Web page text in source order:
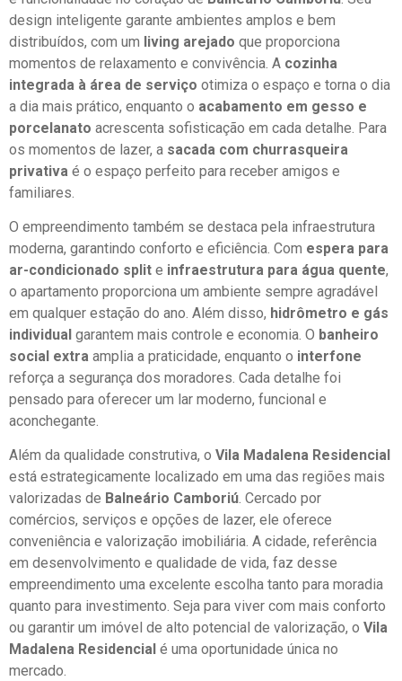
design inteligente garante ambientes amplos e bem
distribuídos, com um living arejado que proporciona
momentos de relaxamento e convivência. A cozinha
integrada à área de serviço otimiza o espaço e torna o dia
a dia mais prático, enquanto o acabamento em gesso e
porcelanato acrescenta sofisticação em cada detalhe. Para
os momentos de lazer, a sacada com churrasqueira
privativa é o espaço perfeito para receber amigos e
familiares.
O empreendimento também se destaca pela infraestrutura
moderna, garantindo conforto e eficiência. Com espera para
ar-condicionado split e infraestrutura para água quente,
o apartamento proporciona um ambiente sempre agradável
em qualquer estação do ano. Além disso, hidrômetro e gás
individual garantem mais controle e economia. O banheiro
social extra amplia a praticidade, enquanto o interfone
reforça a segurança dos moradores. Cada detalhe foi
pensado para oferecer um lar moderno, funcional e
aconchegante.
Além da qualidade construtiva, o Vila Madalena Residencial
está estrategicamente localizado em uma das regiões mais
valorizadas de Balneário Camboriú. Cercado por
comércios, serviços e opções de lazer, ele oferece
conveniência e valorização imobiliária. A cidade, referência
em desenvolvimento e qualidade de vida, faz desse
empreendimento uma excelente escolha tanto para moradia
quanto para investimento. Seja para viver com mais conforto
ou garantir um imóvel de alto potencial de valorização, o Vila
Madalena Residencial é uma oportunidade única no
mercado.